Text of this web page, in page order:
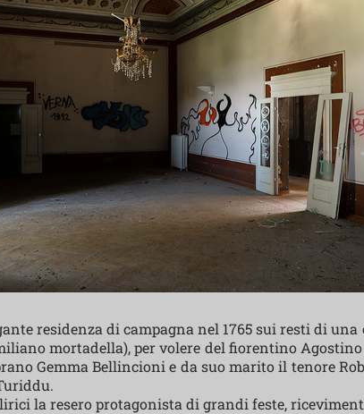
residenza di campagna nel 1765 sui resti di
mortadella), per volere del fiorentino
Gemma Bellincioni e da suo marito il tenore
la resero protagonista di grandi feste,